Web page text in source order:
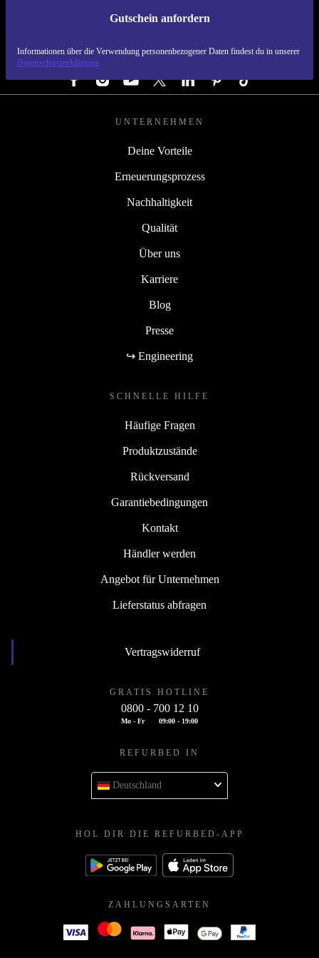
Gutschein anfordern
Informationen über die Verwendung personenbezogener Daten findest du in unserer
Datenschutzerklärung
REFURBED DEUTSCHLAND - RETHINK NEW.
FOLGE UNS
UNTERNEHMEN
Deine Vorteile
Erneuerungsprozess
Nachhaltigkeit
Qualität
Über uns
Karriere
Blog
Presse
↪ Engineering
SCHNELLE HILFE
Häufige Fragen
Produktzustände
Rückversand
Garantiebedingungen
Kontakt
Händler werden
Angebot für Unternehmen
Lieferstatus abfragen
Vertragswiderruf
GRATIS HOTLINE
0800 - 700 12 10
Mo - Fr 09:00 - 19:00
REFURBED IN
Deutschland
HOL DIR DIE REFURBED-APP
ZAHLUNGSARTEN